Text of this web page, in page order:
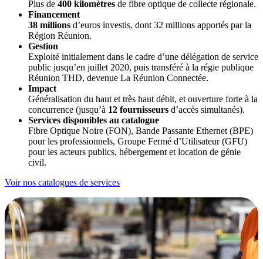
Plus de 400 kilomètres de fibre optique de collecte régionale.
Financement
38 millions d’euros investis, dont 32 millions apportés par la
Région Réunion.
Gestion
Exploité initialement dans le cadre d’une délégation de service
public jusqu’en juillet 2020, puis transféré à la régie publique
Réunion THD, devenue La Réunion Connectée.
Impact
Généralisation du haut et très haut débit, et ouverture forte à la
concurrence (jusqu’à 12 fournisseurs d’accès simultanés).
Services disponibles au catalogue
Fibre Optique Noire (FON), Bande Passante Ethernet (BPE)
pour les professionnels, Groupe Fermé d’Utilisateur (GFU)
pour les acteurs publics, hébergement et location de génie
civil.
Voir nos catalogues de services